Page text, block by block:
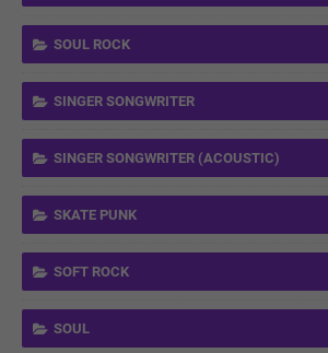
SOUL ROCK
SINGER SONGWRITER
SINGER SONGWRITER (ACOUSTIC)
SKATE PUNK
SOFT ROCK
SOUL